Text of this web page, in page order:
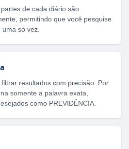
de cada diário são
permitindo que você pesquise
uma só vez.
resultados com precisão. Por
somente a palavra exata,
como PREVIDÊNCIA.